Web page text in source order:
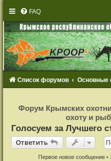
FAQ
Список форумов
с
т
р
а
ц
Форум Крымских
охоту и
Голосуем за Лучшего
Ответить
Ответить
Первое новое сообщение •